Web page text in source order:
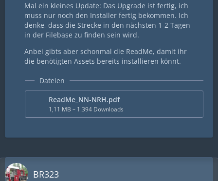
Mal ein kleines Update: Das Upgrade ist fertig, ich
muss nur noch den Installer fertig bekommen. Ich
denke, dass die Strecke in den nächsten 1-2 Tagen
in der Filebase zu finden sein wird.
Anbei gibts aber schonmal die ReadMe, damit ihr
die benötigten Assets bereits installieren könnt.
Dateien
ReadMe_NN-NRH.pdf
1,11 MB – 1.394 Downloads
BR323